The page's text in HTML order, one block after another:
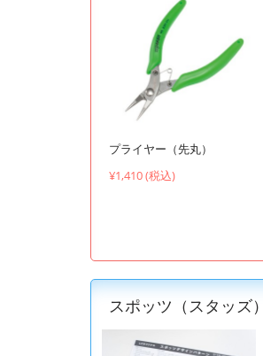
プライヤー（先丸）
¥1,410 (税込)
スポッツ（スタッズ）